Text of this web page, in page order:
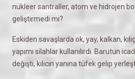
nükleer santraller, atom ve hidrojen
geliştirmedi mi?
Eskiden savaşlarda ok, yay, kalkan,
yapımı silahlar kullanılırdı. Barutun
değişti, kılıcın yanına tüfek gelip